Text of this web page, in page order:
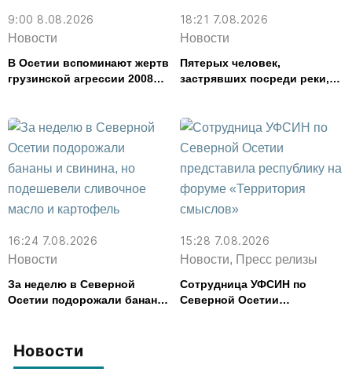
Новости
9:00 8.08.2026
Новости
В Осетии вспоминают жертв
грузинской агрессии 2008
18:21 7.08.2026
Новости
Пятерых человек,
застрявших посреди реки,
16:24 7.08.2026
Новости
За неделю в Северной
Осетии подорожали бананы
картофель
15:28 7.08.2026
Новости, Пресс релизы
Сотрудница УФСИН по
Северной Осетии